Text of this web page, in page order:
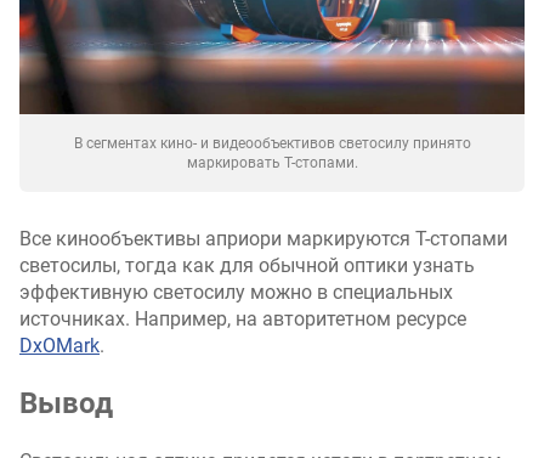
В сегментах кино- и видеообъективов светосилу принято
маркировать T-стопами.
Все кинообъективы априори маркируются T-стопами
светосилы, тогда как для обычной оптики узнать
эффективную светосилу можно в специальных
источниках. Например, на авторитетном ресурсе
DxOMark.
Вывод